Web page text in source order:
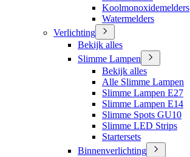
Koolmonoxidemelders
Watermelders
Verlichting
Bekijk alles
Slimme Lampen
Bekijk alles
Alle Slimme Lampen
Slimme Lampen E27
Slimme Lampen E14
Slimme Spots GU10
Slimme LED Strips
Startersets
Binnenverlichting